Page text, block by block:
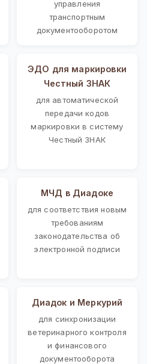
управления
транспортным
документооборотом
ЭДО для маркировки
Честный ЗНАК
для автоматической
передачи кодов
маркировки в систему
Честный ЗНАК
МЧД в Диадоке
для соответствия новым
требованиям
законодательства об
электронной подписи
Диадок и Меркурий
для синхронизации
ветеринарного контроля
и финансового
документооборота